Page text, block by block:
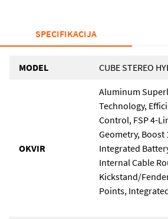
SPECIFIKACIJA
MODEL CUBE STEREO
OKVIR
Aluminum
Technology,
Control, FSP 4-
Geometry, Boost
Integrated
Internal Cable
Kickstand/
Points,